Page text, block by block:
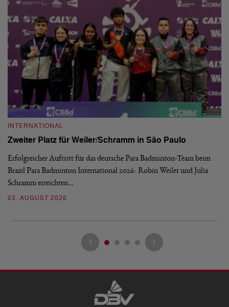
INTERNATIONAL
Zweiter Platz für Weiler/Schramm in São Paulo
Erfolgreicher Auftritt für das deutsche Para Badminton-Team beim
Brazil Para Badminton International 2026: Robin Weiler und Julia
Schramm erreichten…
03. AUGUST 2026